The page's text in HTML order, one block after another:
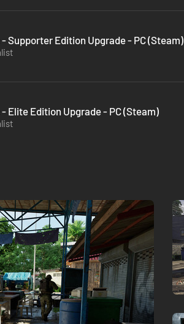
Supporter Edition Upgrade - PC (Steam)
Elite Edition Upgrade - PC (Steam)